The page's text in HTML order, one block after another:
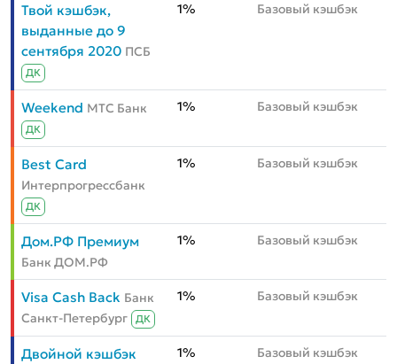
Твой кэшбэк,
выданные до 9
сентября 2020 ПСБ
ДК
1% Базовый кэшбэк
Weekend МТС Банк
ДК
1% Базовый кэшбэк
Best Card
Интерпрогрессбанк
ДК
1% Базовый кэшбэк
Дом.РФ Премиум
Банк ДОМ.РФ
1% Базовый кэшбэк
Visa Cash Back Банк
Санкт-Петербург
ДК
1% Базовый кэшбэк
Двойной кэшбэк 1% Базовый кэшбэк